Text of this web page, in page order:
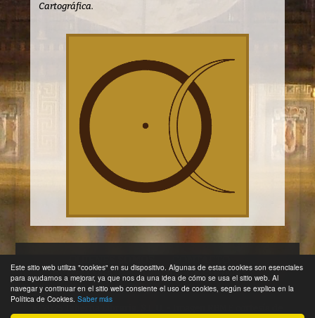
Este sitio web utiliza "cookies" en su dispositivo. Algunas de estas cookies son esenciales
para ayudarnos a mejorar, ya que nos da una idea de cómo se usa el sitio web. Al
navegar y continuar en el sitio web consiente el uso de cookies, según se explica en la
Política de Cookies. Saber más
Cartográfica.
AVISO LEGAL
POLÍTICA DE COOKIES